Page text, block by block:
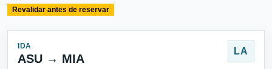
Revalidar antes de reservar
IDA
ASU → MIA
LA